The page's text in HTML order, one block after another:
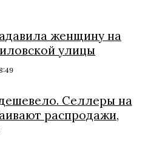
женщину на
улицы
Селлеры на
распродажи,